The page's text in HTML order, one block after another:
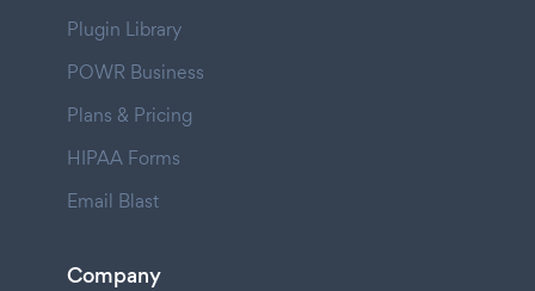
Plugin Library
POWR Business
Plans & Pricing
HIPAA Forms
Email Blast
Company